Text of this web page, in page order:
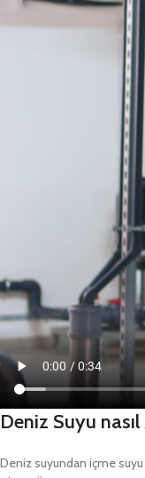
Deniz Suyu nasıl
Deniz suyundan içme